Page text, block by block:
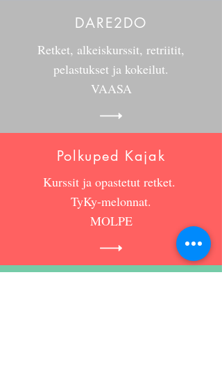
DARE2DO
Retket, alkeiskurssit, retriitit,
pelastukset ja kokeilut.
VAASA
Polkuped Kajak
Kurssit ja opastetut retket.
TyKy-melonnat.
MOLPE